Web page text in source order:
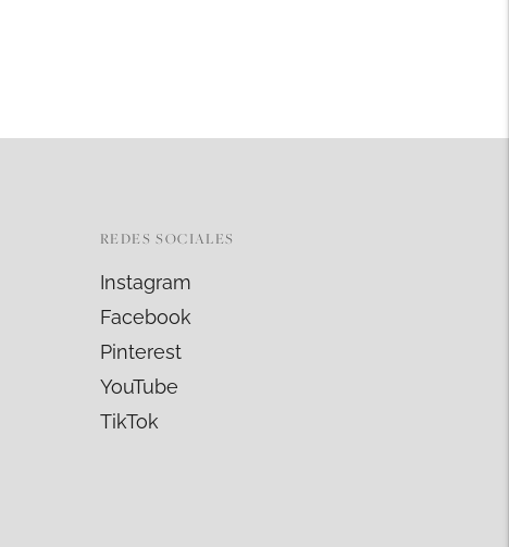
REDES SOCIALES
Instagram
Facebook
Pinterest
YouTube
TikTok